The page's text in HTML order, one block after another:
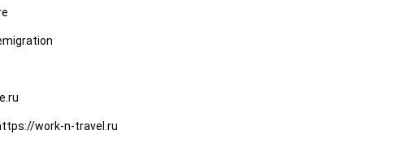
work-n-travel.ru